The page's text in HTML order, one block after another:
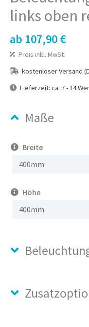
links oben
ab 107,90€
Preis inkl. MwSt.
kostenloser Versand
Lieferzeit:ca. 7 - 14
Maße
Breite
Höhe